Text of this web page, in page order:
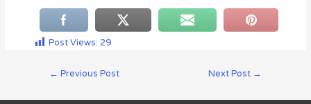
Post Views: 29
← Previous Post Next Post →